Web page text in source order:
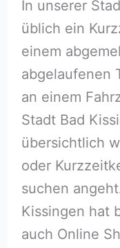
In unserer
üblich ein
einem
abgelaufenen
an einem
Stadt Bad
übersichtlich
oder
suchen
Kissingen hat
auch Online